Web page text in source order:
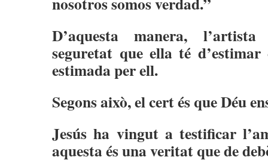
D’aquesta manera,
seguretat que ella té
estimada per ell.
Segons això, el cert és que Déu
Jesús ha vingut a testificar
aquesta és una veritat que de